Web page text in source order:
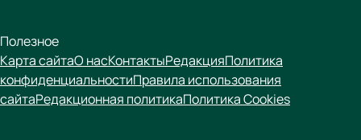
Полезное
Карта сайтаО насКонтактыРедакцияПолитика
конфиденциальностиПравила использования
сайтаРедакционная политикаПолитика Cookies